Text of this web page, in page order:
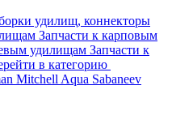
удилищ, коннекторы
Запчасти к карповым
удилищам Запчасти к
в категорию
Mitchell Aqua Sabaneev